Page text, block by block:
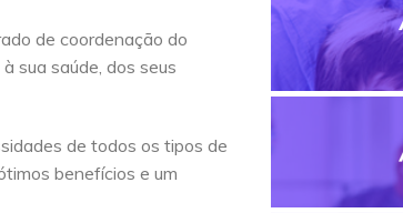
de coordenação do
sua saúde, dos seus
de todos os tipos de
benefícios e um